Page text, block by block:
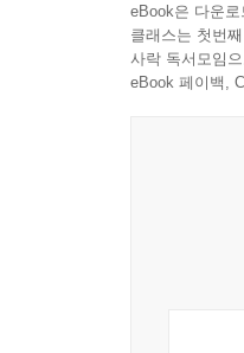
6장 장원급제
평생 수석의
대학의 위기,
eBook은 다운
클래스는 첫번
사락 독서모임
eBook 페이백,